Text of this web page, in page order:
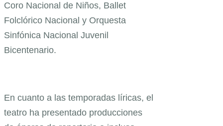
Coro Nacional de Niños, Ballet
Folclórico Nacional y Orquesta
Sinfónica Nacional Juvenil
Bicentenario.
En cuanto a las temporadas líricas, el
teatro ha presentado producciones